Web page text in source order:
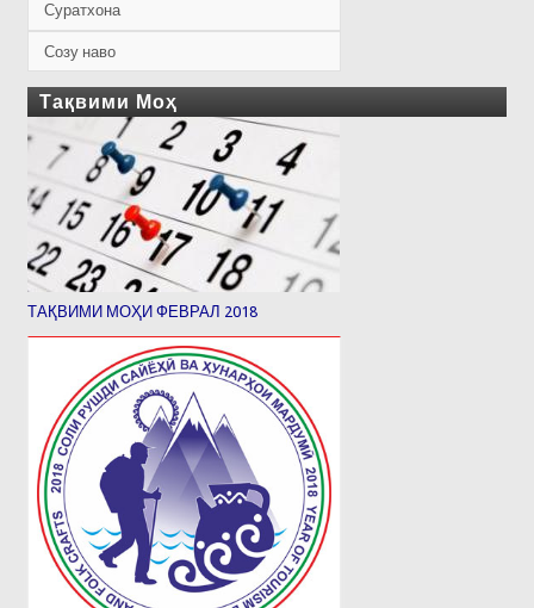
Суратхона
Созу наво
Тақвими Моҳ
ТАҚВИМИ МОҲИ ФЕВРАЛ 2018